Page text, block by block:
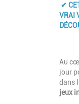
✔
VRAI
Au
jour
dans
jeux